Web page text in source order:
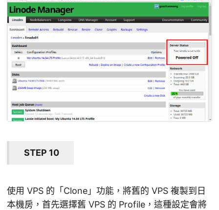
STEP 10
使用 VPS 的「Clone」功能，將舊的 VPS 複製到日
本機房，首先選擇舊 VPS 的 Profile，這種設定會將